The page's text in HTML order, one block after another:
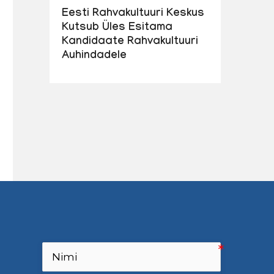
Eesti Rahvakultuuri Keskus
Kutsub Üles Esitama
Kandidaate Rahvakultuuri
Auhindadele